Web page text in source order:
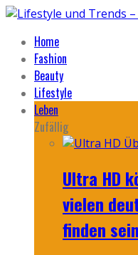
Home
Fashion
Beauty
Lifestyle
Leben
Zufällig
Ultra HD
vielen
finden sein